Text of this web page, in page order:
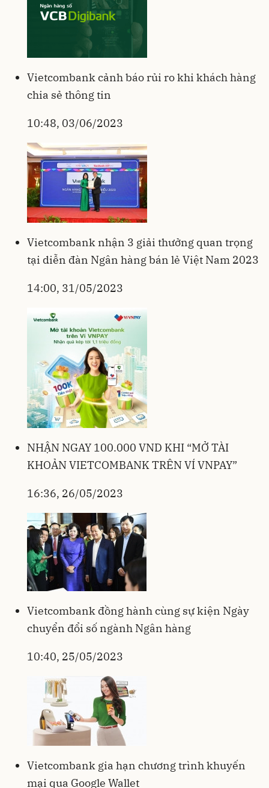
Vietcombank cảnh báo rủi ro khi khách hàng
chia sẻ thông tin
10:48, 03/06/2023
Vietcombank nhận 3 giải thưởng quan trọng
tại diễn đàn Ngân hàng bán lẻ Việt Nam 2023
14:00, 31/05/2023
NHẬN NGAY 100.000 VND KHI “MỞ TÀI
KHOẢN VIETCOMBANK TRÊN VÍ VNPAY”
16:36, 26/05/2023
Vietcombank đồng hành cùng sự kiện Ngày
chuyển đổi số ngành Ngân hàng
10:40, 25/05/2023
Vietcombank gia hạn chương trình khuyến
mại qua Google Wallet